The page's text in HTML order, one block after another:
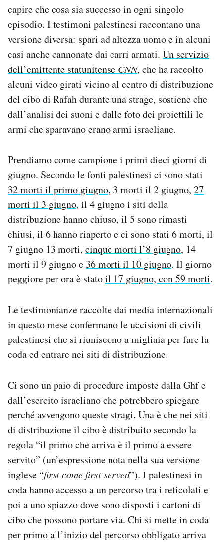
capire che cosa sia successo in ogni singolo
episodio. I testimoni palestinesi raccontano una
versione diversa: spari ad altezza uomo e in alcuni
casi anche cannonate dai carri armati. Un servizio
dell’emittente statunitense CNN, che ha raccolto
alcuni video girati vicino al centro di distribuzione
del cibo di Rafah durante una strage, sostiene che
dall’analisi dei suoni e dalle foto dei proiettili le
armi che sparavano erano armi israeliane.
Prendiamo come campione i primi dieci giorni di
giugno. Secondo le fonti palestinesi ci sono stati
32 morti il primo giugno, 3 morti il 2 giugno, 27
morti il 3 giugno, il 4 giugno i siti della
distribuzione hanno chiuso, il 5 sono rimasti
chiusi, il 6 hanno riaperto e ci sono stati 6 morti, il
7 giugno 13 morti, cinque morti l’8 giugno, 14
morti il 9 giugno e 36 morti il 10 giugno. Il giorno
peggiore per ora è statoil 17 giugno, con 59 morti.
Le testimonianze raccolte dai media internazionali
in questo mese confermano le uccisioni di civili
palestinesi che si riuniscono a migliaia per fare la
coda ed entrare nei siti di distribuzione.
Ci sono un paio di procedure imposte dalla Ghf e
dall’esercito israeliano che potrebbero spiegare
perché avvengono queste stragi. Una è che nei siti
di distribuzione il cibo è distribuito secondo la
regola “il primo che arriva è il primo a essere
servito” (un’espressione nota nella sua versione
inglese “first come first served”). I palestinesi in
coda hanno accesso a un percorso tra i reticolati e
poi a uno spiazzo dove sono disposti i cartoni di
cibo che possono portare via. Chi si mette in coda
per primo all’inizio del percorso obbligato arriva